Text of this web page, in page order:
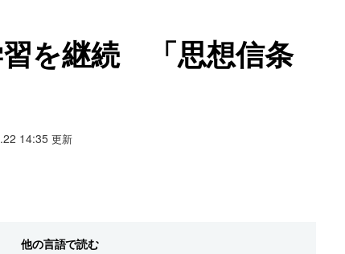
を継続 「思想信条
14:35 更新
他の言語で読む